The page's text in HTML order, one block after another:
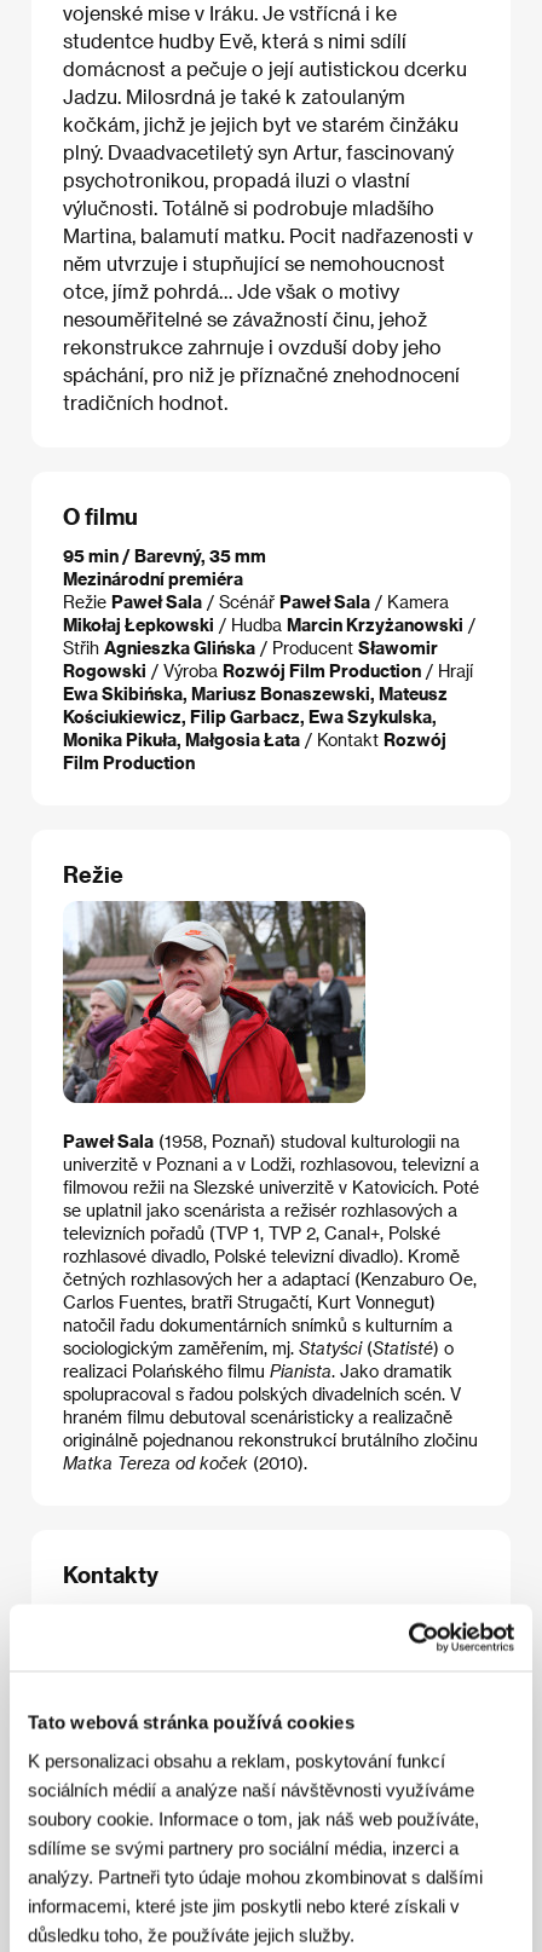
Tato webová stránka používá cookies
K personalizaci obsahu a reklam, poskytování funkcí
sociálních médií a analýze naší návštěvnosti využíváme
soubory cookie. Informace o tom, jak náš web používáte,
sdílíme se svými partnery pro sociální média, inzerci a
analýzy. Partneři tyto údaje mohou zkombinovat s dalšími
informacemi, které jste jim poskytli nebo které získali v
důsledku toho, že používáte jejich služby.
vojenské mise v Iráku. Je vstřícná i ke
studentce hudby Evě, která s nimi sdílí
domácnost a pečuje o její autistickou dcerku
Jadzu. Milosrdná je také k zatoulaným
kočkám, jichž je jejich byt ve starém činžáku
plný. Dvaadvacetiletý syn Artur, fascinovaný
psychotronikou, propadá iluzi o vlastní
výlučnosti. Totálně si podrobuje mladšího
Martina, balamutí matku. Pocit nadřazenosti v
něm utvrzuje i stupňující se nemohoucnost
otce, jímž pohrdá… Jde však o motivy
nesouměřitelné se závažností činu, jehož
rekonstrukce zahrnuje i ovzduší doby jeho
spáchání, pro niž je příznačné znehodnocení
tradičních hodnot.
O filmu
95 min / Barevný, 35 mm
Mezinárodní premiéra
Režie Paweł Sala / Scénář Paweł Sala / Kamera
Mikołaj Łepkowski / Hudba Marcin Krzyżanowski /
Střih Agnieszka Glińska / Producent Sławomir
Rogowski / Výroba Rozwój Film Production / Hrají
Ewa Skibińska, Mariusz Bonaszewski, Mateusz
Kościukiewicz, Filip Garbacz, Ewa Szykulska,
Monika Pikuła, Małgosia Łata / Kontakt Rozwój
Film Production
Režie
Paweł Sala (1958, Poznaň) studoval kulturologii na
univerzitě v Poznani a v Lodži, rozhlasovou, televizní a
filmovou režii na Slezské univerzitě v Katovicích. Poté
se uplatnil jako scenárista a režisér rozhlasových a
televizních pořadů (TVP 1, TVP 2, Canal+, Polské
rozhlasové divadlo, Polské televizní divadlo). Kromě
četných rozhlasových her a adaptací (Kenzaburo Oe,
Carlos Fuentes, bratři Strugačtí, Kurt Vonnegut)
natočil řadu dokumentárních snímků s kulturním a
sociologickým zaměřením, mj. Statyści(Statisté) o
realizaci Polańského filmu Pianista. Jako dramatik
spolupracoval s řadou polských divadelních scén. V
hraném filmu debutoval scenáristicky a realizačně
originálně pojednanou rekonstrukcí brutálního zločinu
Matka Tereza od koček (2010).
Kontakty
E-mail:rozwojfilm@wp.pl
Hosté